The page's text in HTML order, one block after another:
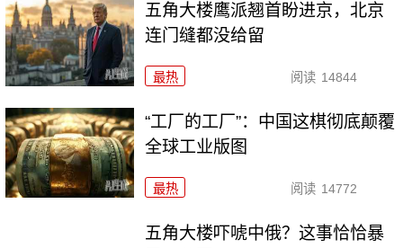
五角大楼鹰派翘首盼进京，北京
连门缝都没给留
最热 阅读 14844
“工厂的工厂”：中国这棋彻底颠覆
全球工业版图
最热 阅读 14772
五角大楼吓唬中俄？这事恰恰暴